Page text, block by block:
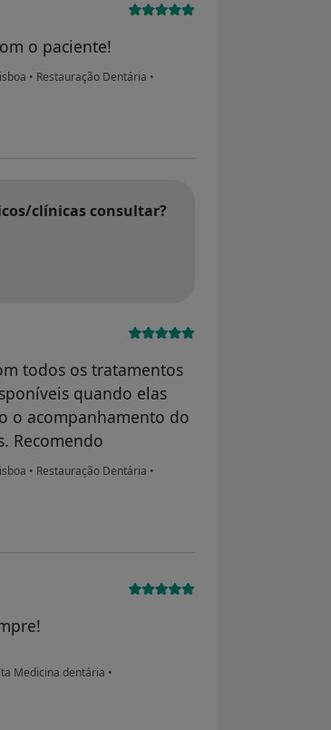
o paciente!
• Restauração Dentária •
clínicas consultar?
todos os tratamentos
quando elas
o acompanhamento do
Recomendo
• Restauração Dentária •
Medicina dentária •